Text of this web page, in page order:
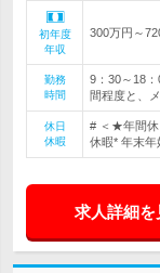
初年度
年収
300万円～
勤務
時間
9：30～18
間程度と、
休日
休暇
# ＜★年間休
休暇* 年末年
求人詳細を